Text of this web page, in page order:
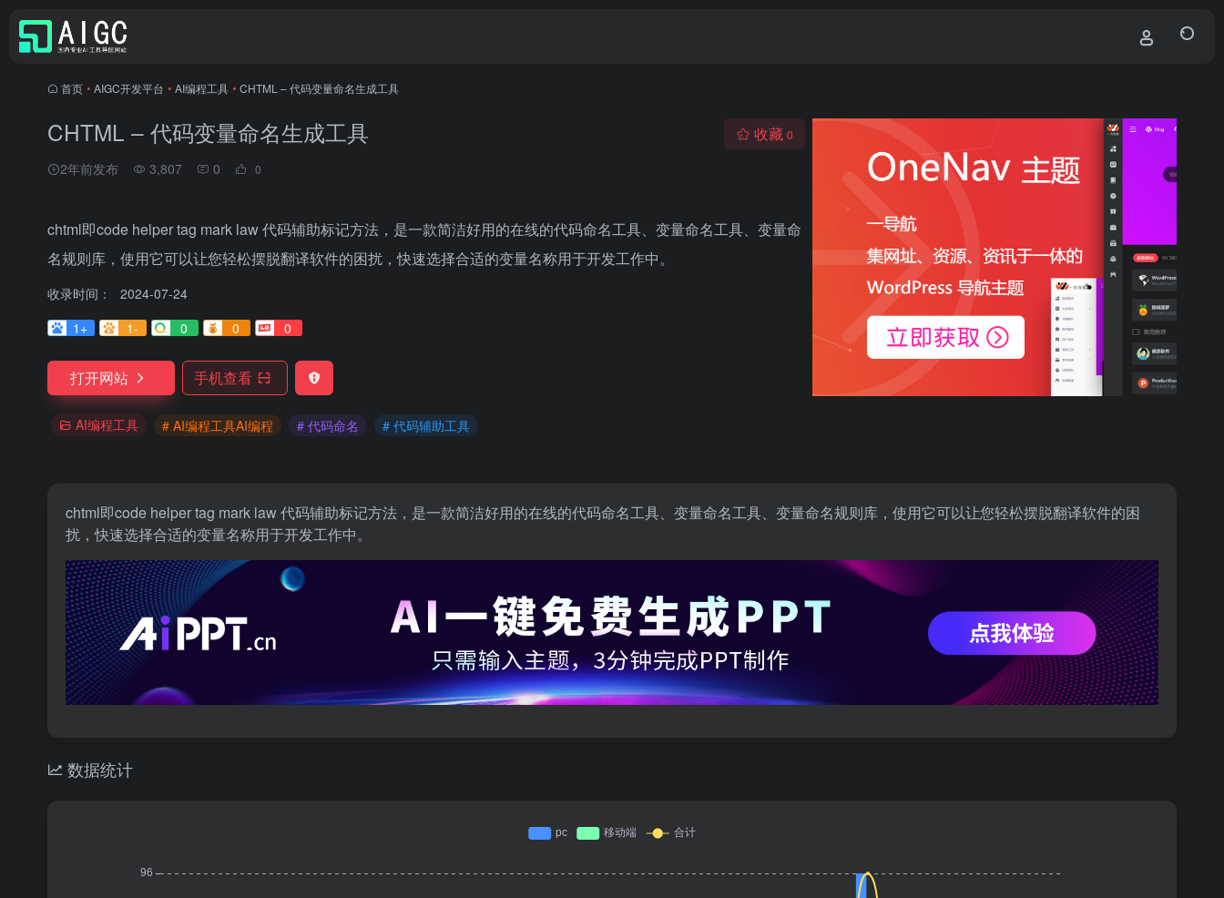
首页 • AIGC开发平台 • AI编程工具 • CHTML – 代码变量命名生成工具
CHTML – 代码变量命名生成工具
2年前发布 3,807 0 0
收藏 0
chtml即code helper tag mark law 代码辅助标记方法，是一款简洁好用的在线的代码命名工具、变量命名工具、变量命
名规则库，使用它可以让您轻松摆脱翻译软件的困扰，快速选择合适的变量名称用于开发工作中。
收录时间：
2024-07-24
1+
1- 0 0 0
打开网站 手机查看
AI编程工具 # AI编程工具AI编程 # 代码命名 # 代码辅助工具
chtml即code helper tag mark law 代码辅助标记方法，是一款简洁好用的在线的代码命名工具、变量命名工具、变量命名规则库，使用它可以让您轻松摆脱翻译软件的困
扰，快速选择合适的变量名称用于开发工作中。
数据统计